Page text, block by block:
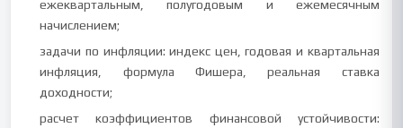
ежеквартальным, полугодовым и ежемесячным
начислением;
задачи по инфляции: индекс цен, годовая и квартальная
инфляция, формула Фишера, реальная ставка
доходности;
расчет коэффициентов финансовой устойчивости: